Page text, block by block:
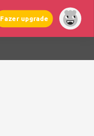
Fazer upgrade